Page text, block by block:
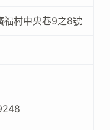
福村中央巷9之8號